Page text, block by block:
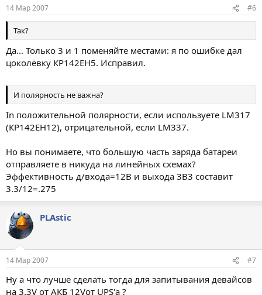
14 Мар 2007 #6
Так?
Да... Только 3 и 1 поменяйте местами: я по ошибке дал
цоколёвку КР142ЕН5. Исправил.
И полярность не важна?
In положительной полярности, если используете LM317
(КР142ЕН12), отрицательной, если LM337.
Но вы понимаете, что большую часть заряда батареи
отправляете в никуда на линейных схемах?
Эффективность д/входа=12В и выхода 3В3 составит
3.3/12=.275
PLAstic
14 Мар 2007 #7
Ну а что лучше сделать тогда для запитывания девайсов
на 3.3V от АКБ 12Vот UPS'а ?